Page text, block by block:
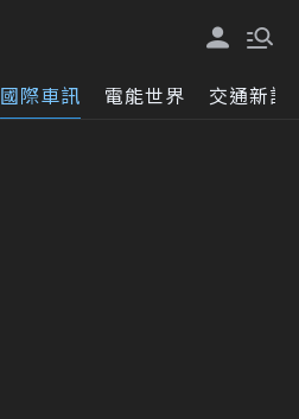
國際車訊 電能世界 交通新訊